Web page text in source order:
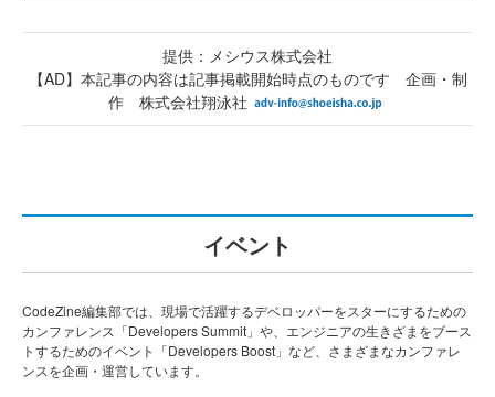
提供：メシウス株式会社
【AD】本記事の内容は記事掲載開始時点のものです 企画・制
作 株式会社翔泳社
イベント
CodeZine編集部では、現場で活躍するデベロッパーをスターにするための
カンファレンス「Developers Summit」や、エンジニアの生きざまをブース
トするためのイベント「Developers Boost」など、さまざまなカンファレ
ンスを企画・運営しています。